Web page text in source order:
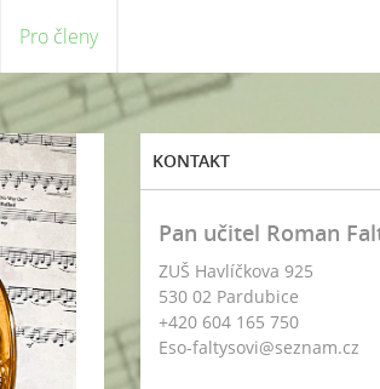
Pro členy
KONTAKT
Pan učitel Roman
ZUŠ Havlíčkova 925
530 02 Pardubice
+420 604 165 750
Eso-faltysovi@seznam.cz